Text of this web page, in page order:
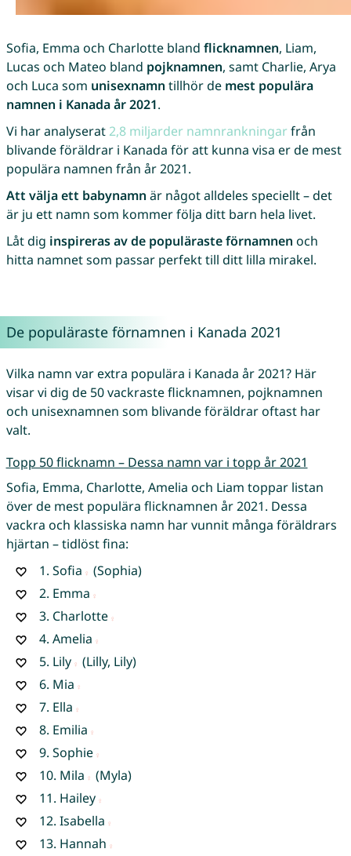
Sofia, Emma och Charlotte bland flicknamnen, Liam,
Lucas och Mateo bland pojknamnen, samt Charlie, Arya
och Luca som unisexnamn tillhör de mest populära
namnen i Kanada år 2021.
Vi har analyserat2,8 miljarder namnrankningarfrån
blivande föräldrar i Kanada för att kunna visa er de mest
populära namnen från år 2021.
Att välja ett babynamn är något alldeles speciellt – det
är ju ett namn som kommer följa ditt barn hela livet.
Låt dig inspireras av de populäraste förnamnen och
hitta namnet som passar perfekt till ditt lilla mirakel.
De populäraste förnamnen i Kanada 2021
Vilka namn var extra populära i Kanada år 2021? Här
visar vi dig de 50 vackraste flicknamnen, pojknamnen
och unisexnamnen som blivande föräldrar oftast har
valt.
Topp 50 flicknamn – Dessa namn var i topp år 2021
Sofia, Emma, Charlotte, Amelia och Liam toppar listan
över de mest populära flicknamnen år 2021. Dessa
vackra och klassiska namn har vunnit många föräldrars
hjärtan – tidlöst fina:
1. Sofia
(Sophia)
2. Emma
3. Charlotte
4. Amelia
5. Lily
(Lilly, Lily)
6. Mia
7. Ella
8. Emilia
9. Sophie
10. Mila
(Myla)
11. Hailey
12. Isabella
13. Hannah